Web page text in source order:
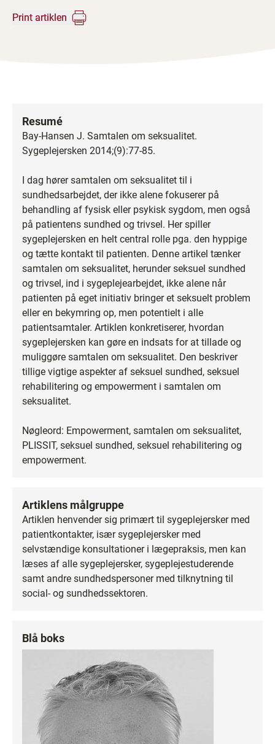
Print artiklen
Resumé
Bay-Hansen J. Samtalen om seksualitet.
Sygeplejersken 2014;(9):77-85.
I dag hører samtalen om seksualitet til i
sundhedsarbejdet, der ikke alene fokuserer på
behandling af fysisk eller psykisk sygdom, men også
på patientens sundhed og trivsel. Her spiller
sygeplejersken en helt central rolle pga. den hyppige
og tætte kontakt til patienten. Denne artikel tænker
samtalen om seksualitet, herunder seksuel sundhed
og trivsel, ind i sygeplejearbejdet, ikke alene når
patienten på eget initiativ bringer et seksuelt problem
eller en bekymring op, men potentielt i alle
patientsamtaler. Artiklen konkretiserer, hvordan
sygeplejersken kan gøre en indsats for at tillade og
muliggøre samtalen om seksualitet. Den beskriver
tillige vigtige aspekter af seksuel sundhed, seksuel
rehabilitering og empowerment i samtalen om
seksualitet.
Nøgleord: Empowerment, samtalen om seksualitet,
PLISSIT, seksuel sundhed, seksuel rehabilitering og
empowerment.
Artiklens målgruppe
Artiklen henvender sig primært til sygeplejersker med
patientkontakter, især sygeplejersker med
selvstændige konsultationer i lægepraksis, men kan
læses af alle sygeplejersker, sygeplejestuderende
samt andre sundhedspersoner med tilknytning til
social- og sundhedssektoren.
Blå boks